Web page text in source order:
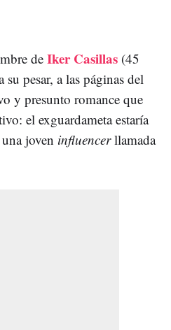
de Iker Casillas (45
pesar, a las páginas del
y presunto romance que
el exguardameta estaría
joven influencerllamada